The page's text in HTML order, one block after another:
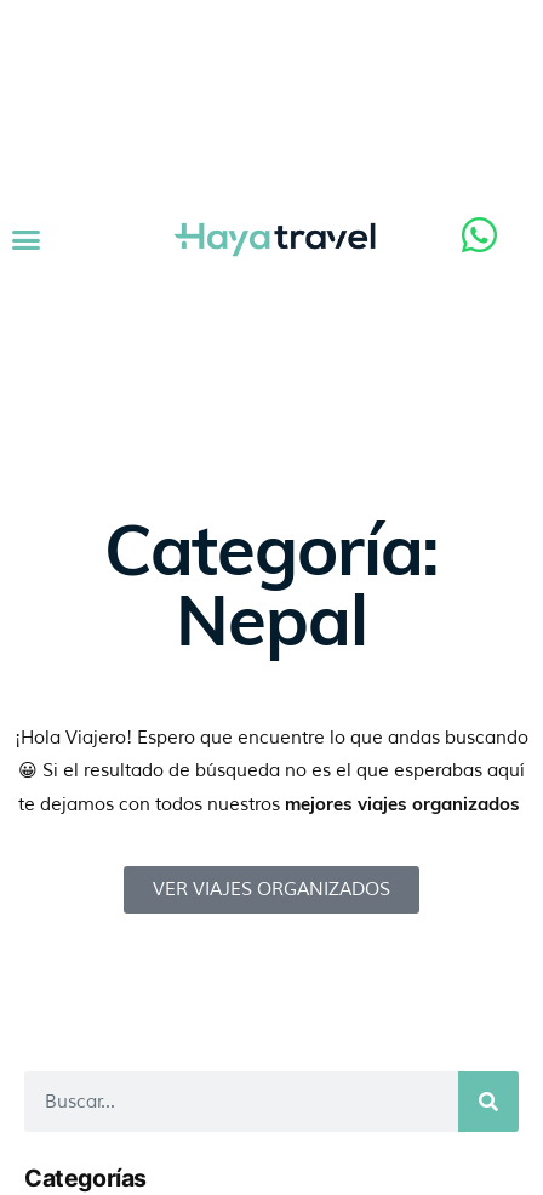
Categoría:
Nepal
¡Hola Viajero! Espero que encuentre lo que andas buscando
😀 Si el resultado de búsqueda no es el que esperabas aquí
te dejamos con todos nuestros mejores viajes organizados
VER VIAJES ORGANIZADOS
Categorías